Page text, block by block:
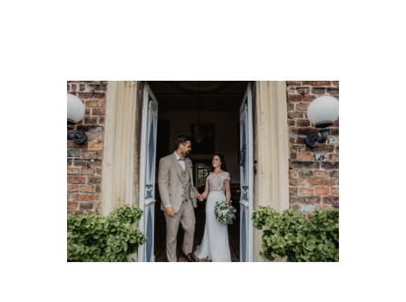
Wedding Family
Kontakt